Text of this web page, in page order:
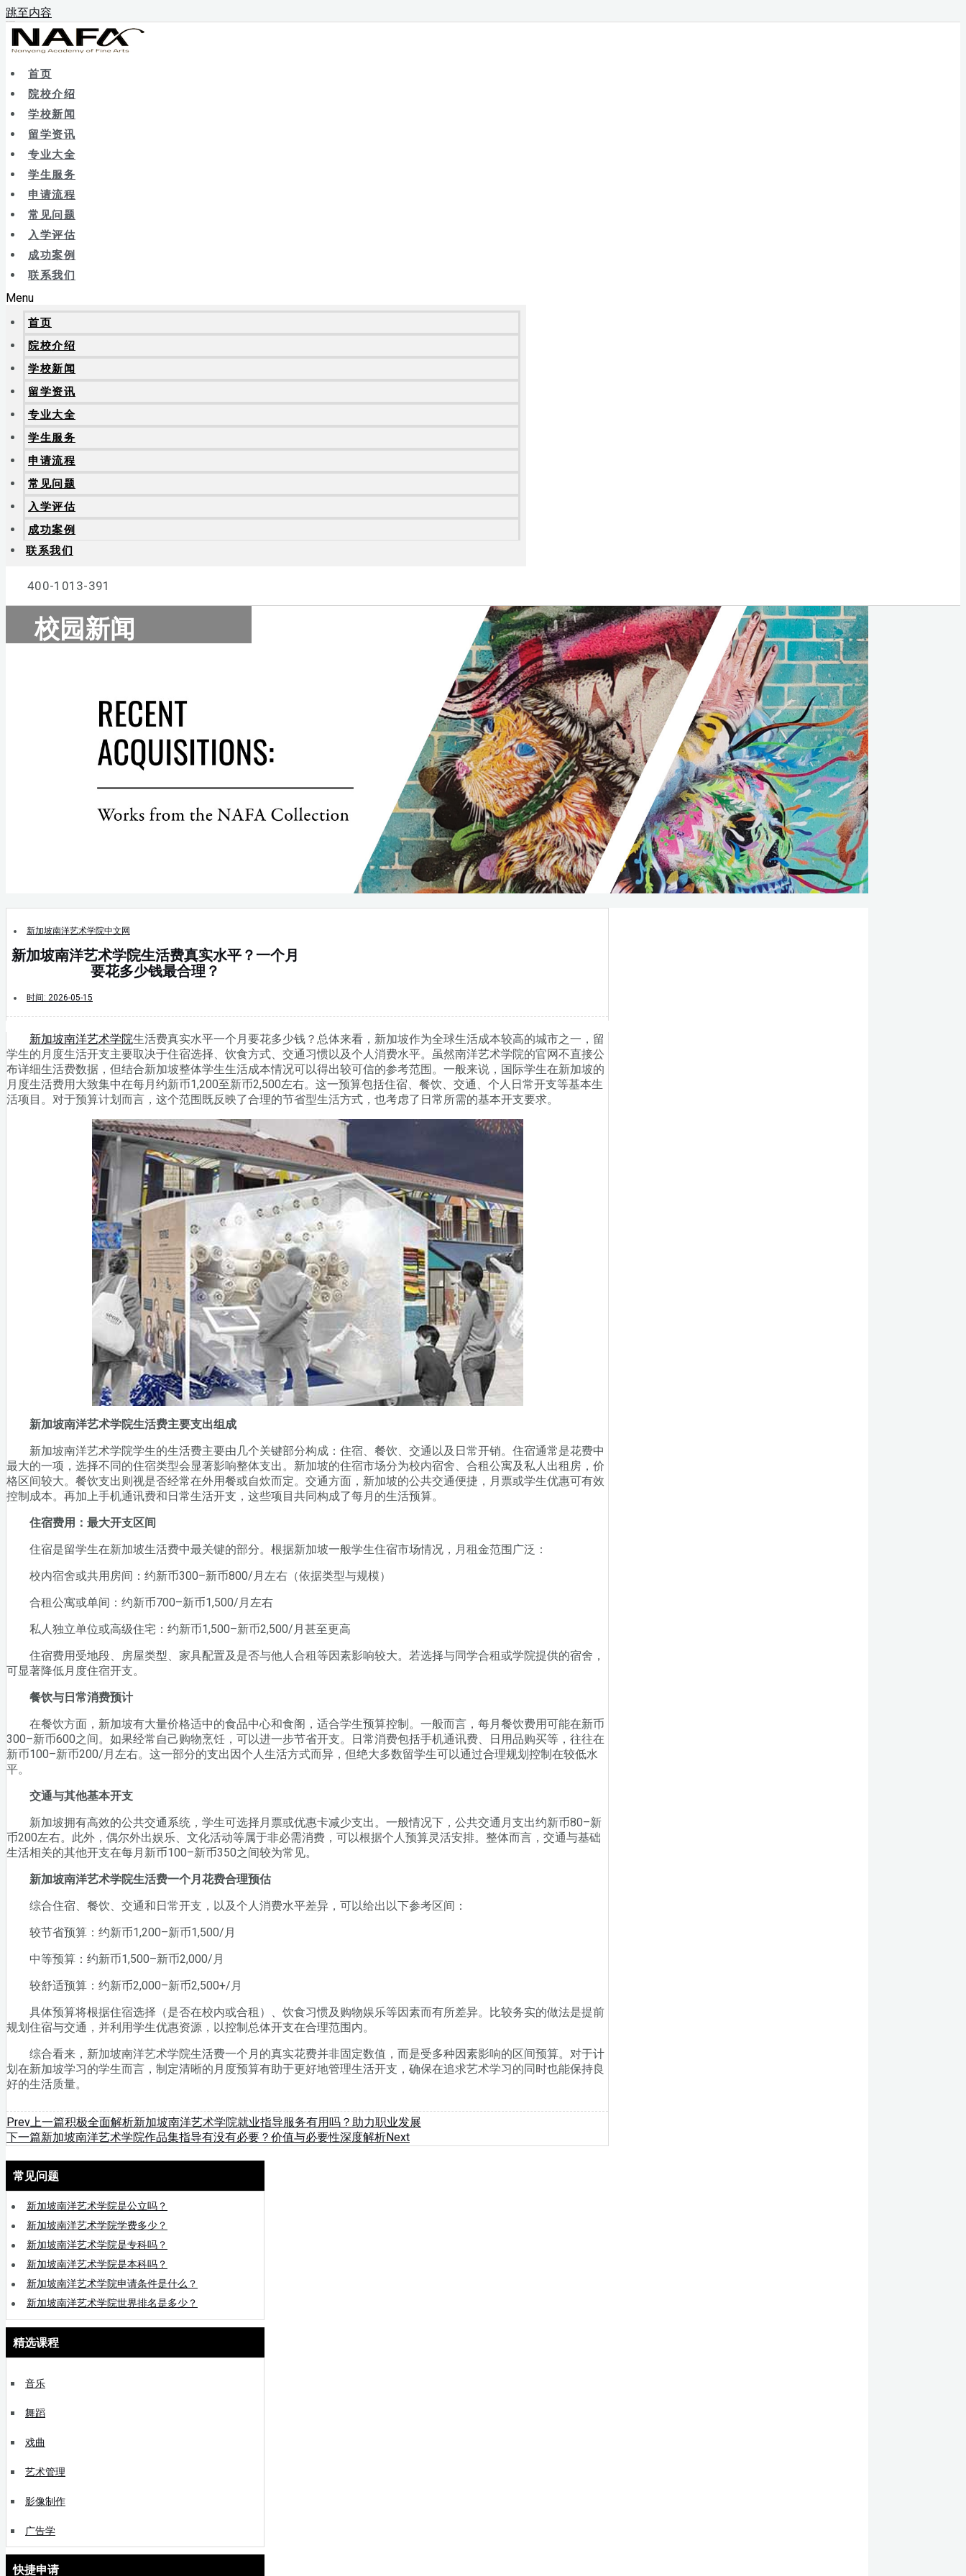
跳至内容
首页
院校介绍
学校新闻
留学资讯
专业大全
学生服务
申请流程
常见问题
入学评估
成功案例
联系我们
Menu
首页
院校介绍
学校新闻
留学资讯
专业大全
学生服务
申请流程
常见问题
入学评估
成功案例
联系我们
400-1013-391
校园新闻
新加坡南洋艺术学院中文网
新加坡南洋艺术学院生活费真实水平？一个月
要花多少钱最合理？
时间: 2026-05-15
新加坡南洋艺术学院生活费真实水平一个月要花多少钱？总体来看，新加坡作为全球生活成本较高的城市之一，留
学生的月度生活开支主要取决于住宿选择、饮食方式、交通习惯以及个人消费水平。虽然南洋艺术学院的官网不直接公
布详细生活费数据，但结合新加坡整体学生生活成本情况可以得出较可信的参考范围。一般来说，国际学生在新加坡的
月度生活费用大致集中在每月约新币1,200至新币2,500左右。这一预算包括住宿、餐饮、交通、个人日常开支等基本生
活项目。对于预算计划而言，这个范围既反映了合理的节省型生活方式，也考虑了日常所需的基本开支要求。
新加坡南洋艺术学院生活费主要支出组成
新加坡南洋艺术学院学生的生活费主要由几个关键部分构成：住宿、餐饮、交通以及日常开销。住宿通常是花费中
最大的一项，选择不同的住宿类型会显著影响整体支出。新加坡的住宿市场分为校内宿舍、合租公寓及私人出租房，价
格区间较大。餐饮支出则视是否经常在外用餐或自炊而定。交通方面，新加坡的公共交通便捷，月票或学生优惠可有效
控制成本。再加上手机通讯费和日常生活开支，这些项目共同构成了每月的生活预算。
住宿费用：最大开支区间
住宿是留学生在新加坡生活费中最关键的部分。根据新加坡一般学生住宿市场情况，月租金范围广泛：
校内宿舍或共用房间：约新币300–新币800/月左右（依据类型与规模）
合租公寓或单间：约新币700–新币1,500/月左右
私人独立单位或高级住宅：约新币1,500–新币2,500/月甚至更高
住宿费用受地段、房屋类型、家具配置及是否与他人合租等因素影响较大。若选择与同学合租或学院提供的宿舍，
可显著降低月度住宿开支。
餐饮与日常消费预计
在餐饮方面，新加坡有大量价格适中的食品中心和食阁，适合学生预算控制。一般而言，每月餐饮费用可能在新币
300–新币600之间。如果经常自己购物烹饪，可以进一步节省开支。日常消费包括手机通讯费、日用品购买等，往往在
新币100–新币200/月左右。这一部分的支出因个人生活方式而异，但绝大多数留学生可以通过合理规划控制在较低水
平。
交通与其他基本开支
新加坡拥有高效的公共交通系统，学生可选择月票或优惠卡减少支出。一般情况下，公共交通月支出约新币80–新
币200左右。此外，偶尔外出娱乐、文化活动等属于非必需消费，可以根据个人预算灵活安排。整体而言，交通与基础
生活相关的其他开支在每月新币100–新币350之间较为常见。
新加坡南洋艺术学院生活费一个月花费合理预估
综合住宿、餐饮、交通和日常开支，以及个人消费水平差异，可以给出以下参考区间：
较节省预算：约新币1,200–新币1,500/月
中等预算：约新币1,500–新币2,000/月
较舒适预算：约新币2,000–新币2,500+/月
具体预算将根据住宿选择（是否在校内或合租）、饮食习惯及购物娱乐等因素而有所差异。比较务实的做法是提前
规划住宿与交通，并利用学生优惠资源，以控制总体开支在合理范围内。
综合看来，新加坡南洋艺术学院生活费一个月的真实花费并非固定数值，而是受多种因素影响的区间预算。对于计
划在新加坡学习的学生而言，制定清晰的月度预算有助于更好地管理生活开支，确保在追求艺术学习的同时也能保持良
好的生活质量。
Prev上一篇积极全面解析新加坡南洋艺术学院就业指导服务有用吗？助力职业发展
下一篇新加坡南洋艺术学院作品集指导有没有必要？价值与必要性深度解析Next
常见问题
新加坡南洋艺术学院是公立吗？
新加坡南洋艺术学院学费多少？
新加坡南洋艺术学院是专科吗？
新加坡南洋艺术学院是本科吗？
新加坡南洋艺术学院申请条件是什么？
新加坡南洋艺术学院世界排名是多少？
精选课程
音乐
舞蹈
戏曲
艺术管理
影像制作
广告学
快捷申请